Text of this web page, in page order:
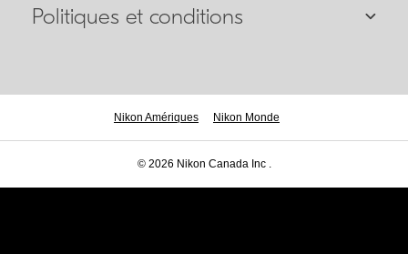
Politiques et conditions
Nikon Amériques Nikon Monde
© 2026 Nikon Canada Inc .